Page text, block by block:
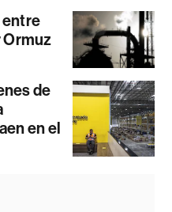
entre
Ormuz
de
en el